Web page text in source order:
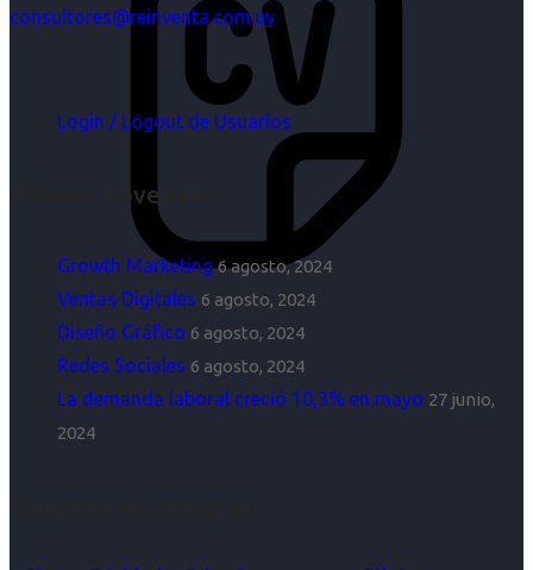
consultores@reinventa.com.uy
Login / Logout de Usuarios
Últimas Novedades
Growth Marketing 6 agosto, 2024
Ventas Digitales 6 agosto, 2024
Diseño Gráfico 6 agosto, 2024
Redes Sociales 6 agosto, 2024
La demanda laboral creció 10,3% en mayo 27 junio,
2024